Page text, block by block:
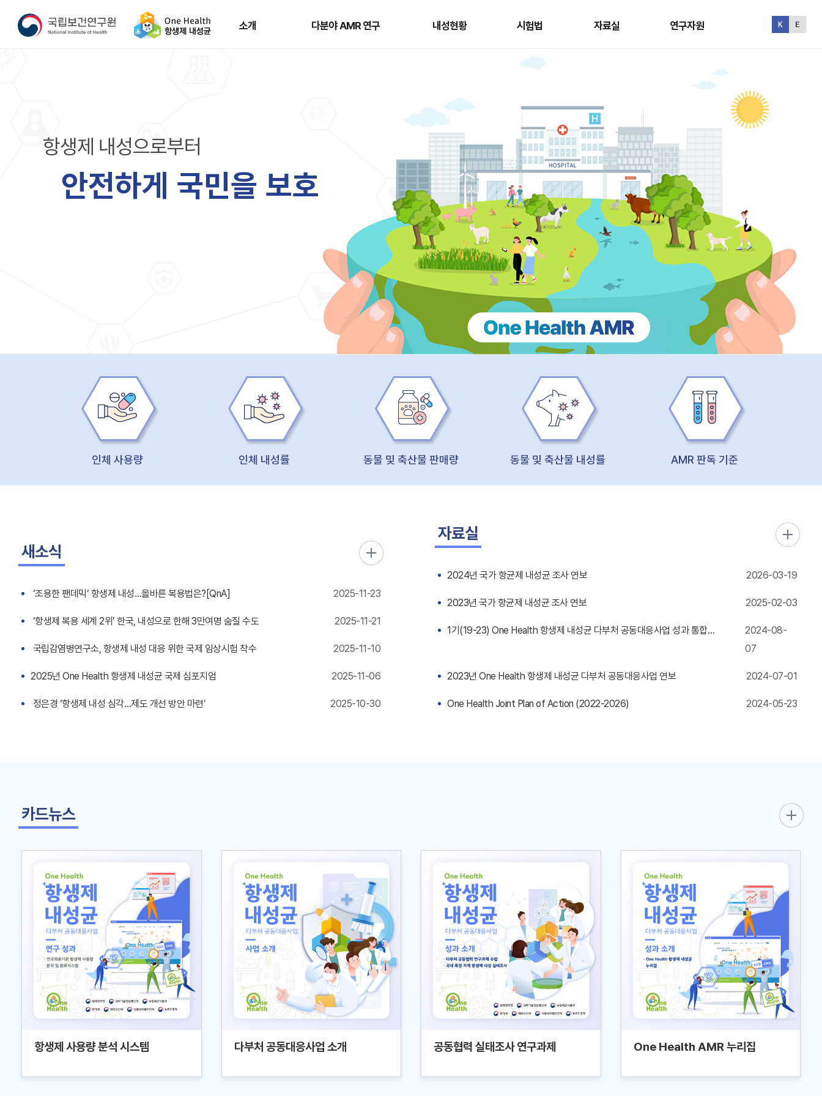
소개 다분야 AMR 연구 내성현황 시험법 자료실 연구자원
항생제 내성으로부터
안전하게 국민을 보호
인체 사용량 인체 내성률 동물 및 축산물 판매량 동물 및 축산물 내성률 AMR 판독 기준
새소식
‘조용한 팬데믹‘ 항생제 내성…올바른 복용법은?[QnA] 2025-11-23
‘항생제 복용 세계 2위’ 한국, 내성으로 한해 3만여명 숨질 수도 2025-11-21
국립감염병연구소, 항생제 내성 대응 위한 국제 임상시험 착수 2025-11-10
2025년 One Health 항생제 내성균 국제 심포지엄 2025-11-06
정은경 ‘항생제 내성 심각…제도 개선 방안 마련’ 2025-10-30
자료실
2024년 국가 항균제 내성균 조사 연보 2026-03-19
2023년 국가 항균제 내성균 조사 연보 2025-02-03
1기(19-23) One Health 항생제 내성균 다부처 공동대응사업 성과 통합분석
2024-08-
07
2023년 One Health 항생제 내성균 다부처 공동대응사업 연보 2024-07-01
One Health Joint Plan of Action (2022-2026) 2024-05-23
카드뉴스
항생제 사용량 분석 시스템 다부처 공동대응사업 소개 공동협력 실태조사 연구과제 One Health AMR 누리집